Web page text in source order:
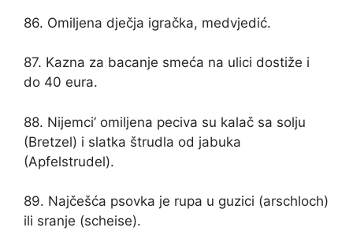
86. Omiljena dječja igračka, medvjedić.
87. Kazna za bacanje smeća na ulici dostiže i
do 40 eura.
88. Nijemci’ omiljena peciva su kalač sa solju
(Bretzel) i slatka štrudla od jabuka
(Apfelstrudel).
89. Najčešća psovka je rupa u guzici (arschloch)
ili sranje (scheise).